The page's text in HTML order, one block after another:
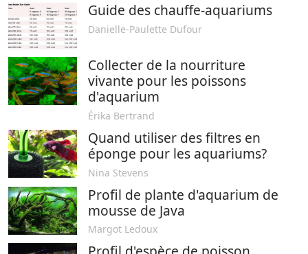
Guide des chauffe-aquariums
Danielle-Paulette Dufour
Collecter de la nourriture
vivante pour les poissons
d'aquarium
Érika Bertrand
Quand utiliser des filtres en
éponge pour les aquariums?
Nina Stevens
Profil de plante d'aquarium de
mousse de Java
Margot Ledoux